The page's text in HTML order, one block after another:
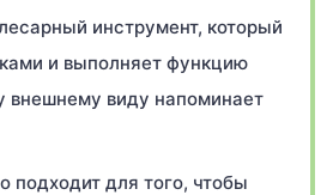
инструмент, который
и выполняет функцию
внешнему виду напоминает
подходит для того, чтобы